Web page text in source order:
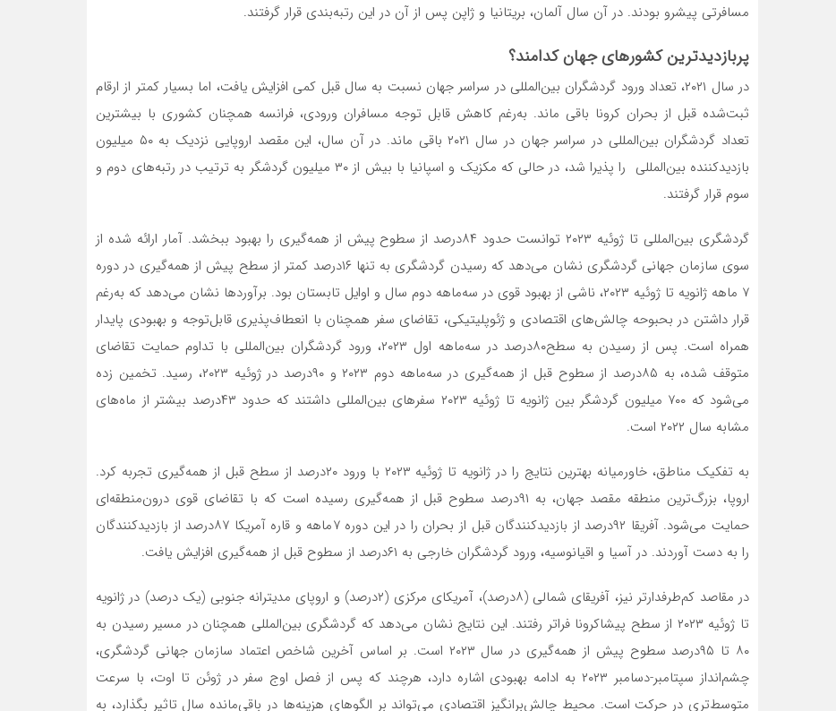
مسافرتی پیشرو بودند. در آن سال آلمان، بریتانیا و ژاپن پس از آن در این رتبه‌‌‌بندی قرار گرفتند.
پربازدیدترین کشورهای جهان کدامند؟
در سال ۲۰۲۱، تعداد ورود گردشگران بین‌المللی در سراسر جهان نسبت به سال قبل کمی افزایش یافت، اما بسیار کمتر از ارقام
ثبت‌‌‌شده قبل از بحران کرونا باقی ماند. به‌رغم کاهش قابل ‌توجه مسافران ورودی، فرانسه همچنان کشوری با بیشترین
تعداد گردشگران بین‌المللی در سراسر جهان در سال ۲۰۲۱ باقی ماند. در آن سال، این مقصد اروپایی نزدیک به ۵۰ میلیون
بازدیدکننده بین‌المللی را پذیرا شد، در حالی که مکزیک و اسپانیا با بیش از ۳۰ میلیون گردشگر به ترتیب در رتبه‌‌‌های دوم و
سوم قرار گرفتند.
گردشگری بین‌المللی تا ژوئیه ۲۰۲۳ توانست حدود ۸۴‌درصد از سطوح پیش از همه‌گیری را بهبود ببخشد. آمار ارائه شده از
سوی سازمان جهانی گردشگری نشان می‌‌‌دهد که رسیدن گردشگری به تنها ۱۶درصد کمتر از سطح پیش از همه‌گیری در دوره
۷ ماهه ژانویه تا ژوئیه ۲۰۲۳، ناشی از بهبود قوی در سه‌ماهه دوم سال و اوایل تابستان بود. برآوردها نشان می‌‌‌دهد که به‌رغم
قرار داشتن در بحبوحه چالش‌‌‌های اقتصادی و ژئوپلیتیکی، تقاضای سفر همچنان با انعطاف‌‌‌پذیری قابل‌توجه و بهبودی پایدار
همراه است. پس از رسیدن به سطح۸۰‌درصد در سه‌ماهه اول ۲۰۲۳، ورود گردشگران بین‌المللی با تداوم حمایت تقاضای
متوقف شده، به ۸۵‌درصد از سطوح قبل از همه‌گیری در سه‌ماهه دوم ۲۰۲۳ و ۹۰‌درصد در ژوئیه ۲۰۲۳، رسید. تخمین زده
می‌شود که ۷۰۰ میلیون گردشگر بین ژانویه تا ژوئیه ۲۰۲۳ سفرهای بین‌المللی داشتند که حدود ۴۳‌درصد بیشتر از ماه‌‌‌های
مشابه سال ۲۰۲۲ است.
به تفکیک مناطق، خاورمیانه بهترین نتایج را در ژانویه تا ژوئیه ۲۰۲۳ با ورود ۲۰‌درصد از سطح قبل از همه‌گیری تجربه کرد.
اروپا، بزرگ‌ترین منطقه مقصد جهان، به ۹۱‌درصد سطوح قبل از همه‌گیری رسیده است که با تقاضای قوی درون‌منطقه‌‌‌ای
حمایت می‌شود. آفریقا ۹۲‌درصد از بازدیدکنندگان قبل از بحران را در این دوره ۷ماهه و قاره آمریکا ۸۷‌درصد از بازدیدکنندگان
را به دست آوردند. در آسیا و اقیانوسیه، ورود گردشگران خارجی به ۶۱‌درصد از سطوح قبل از همه‌گیری افزایش یافت.
در مقاصد کم‌طرفدار‌تر نیز، آفریقای شمالی (۸درصد)، آمریکای مرکزی (۲درصد) و اروپای مدیترانه جنوبی (یک درصد) در ژانویه
تا ژوئیه ۲۰۲۳ از سطح پیشاکرونا فراتر رفتند. این نتایج نشان می‌‌‌دهد که گردشگری بین‌المللی همچنان در مسیر رسیدن به
۸۰ تا ۹۵‌درصد سطوح پیش از همه‌گیری در سال ۲۰۲۳ است. بر اساس آخرین شاخص اعتماد سازمان جهانی گردشگری،
چشم‌‌‌انداز سپتامبر-دسامبر ۲۰۲۳ به ادامه بهبودی اشاره دارد، هرچند که پس از فصل اوج سفر در ژوئن تا اوت، با سرعت
متوسط‌‌‌تری در حرکت است. محیط چالش‌‌‌برانگیز اقتصادی می‌تواند بر الگوهای هزینه‌‌‌ها در باقی‌‌‌مانده سال تاثیر بگذارد، به